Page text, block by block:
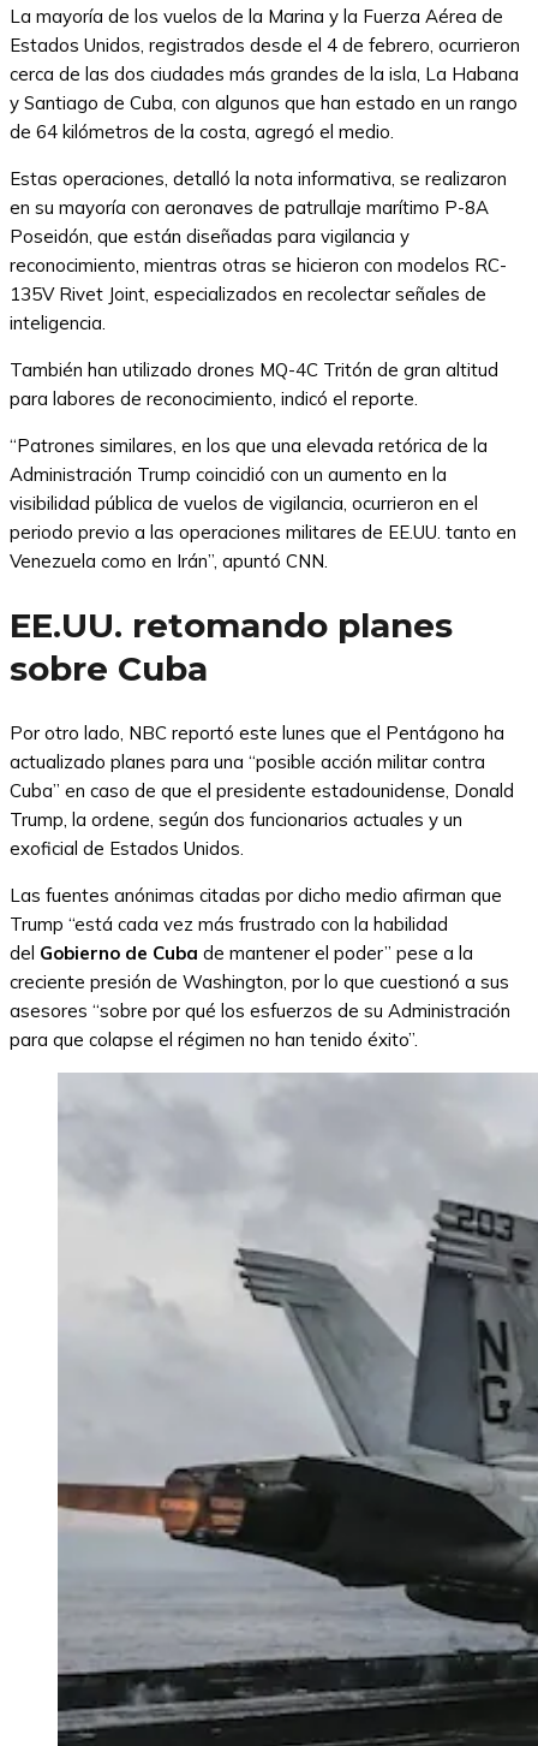
La mayoría de los vuelos de la Marina y la Fuerza Aérea de
Estados Unidos, registrados desde el 4 de febrero, ocurrieron
cerca de las dos ciudades más grandes de la isla, La Habana
y Santiago de Cuba, con algunos que han estado en un rango
de 64 kilómetros de la costa, agregó el medio.
Estas operaciones, detalló la nota informativa, se realizaron
en su mayoría con aeronaves de patrullaje marítimo P-8A
Poseidón, que están diseñadas para vigilancia y
reconocimiento, mientras otras se hicieron con modelos RC-
135V Rivet Joint, especializados en recolectar señales de
inteligencia.
También han utilizado drones MQ-4C Tritón de gran altitud
para labores de reconocimiento, indicó el reporte.
“Patrones similares, en los que una elevada retórica de la
Administración Trump coincidió con un aumento en la
visibilidad pública de vuelos de vigilancia, ocurrieron en el
periodo previo a las operaciones militares de EE.UU. tanto en
Venezuela como en Irán”, apuntó CNN.
EE.UU. retomando planes
sobre Cuba
Por otro lado, NBC reportó este lunes que el Pentágono ha
actualizado planes para una “posible acción militar contra
Cuba” en caso de que el presidente estadounidense, Donald
Trump, la ordene, según dos funcionarios actuales y un
exoficial de Estados Unidos.
Las fuentes anónimas citadas por dicho medio afirman que
Trump “está cada vez más frustrado con la habilidad
del Gobierno de Cuba de mantener el poder” pese a la
creciente presión de Washington, por lo que cuestionó a sus
asesores “sobre por qué los esfuerzos de su Administración
para que colapse el régimen no han tenido éxito”.